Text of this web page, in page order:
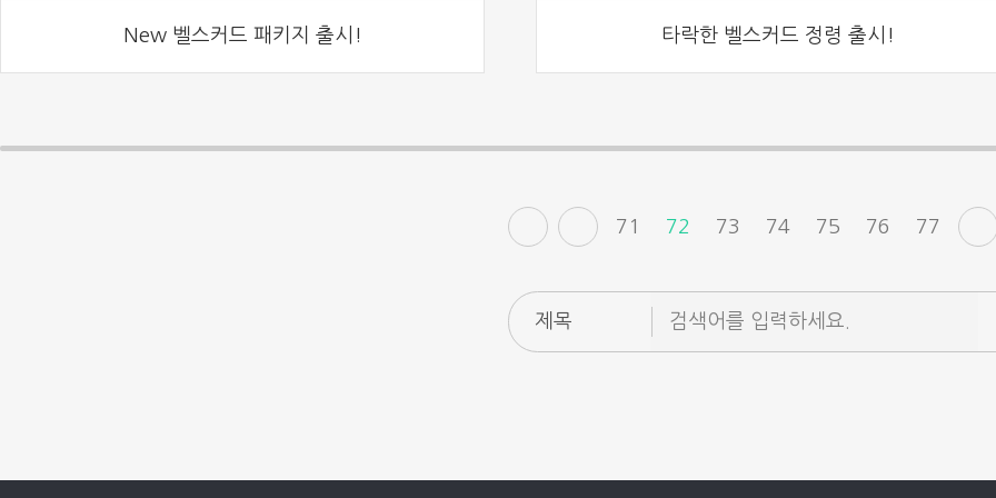
New 벨스커드 패키지 출시! 타락한 벨스커드 정령 출시!
71 72 73 74 75 76 77
제목